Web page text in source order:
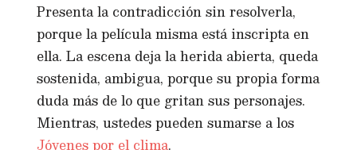
Presenta la contradicción sin resolverla,
porque la película misma está inscripta en
ella. La escena deja la herida abierta, queda
sostenida, ambigua, porque su propia forma
duda más de lo que gritan sus personajes.
Mientras, ustedes pueden sumarse a los
Jóvenes por el clima.